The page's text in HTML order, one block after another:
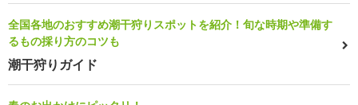
全国各地のおすすめ潮干狩りスポットを紹介！旬な時期や準備す
るもの採り方のコツも
潮干狩りガイド